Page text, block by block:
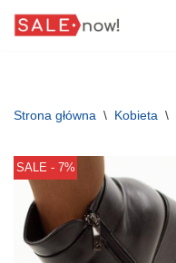
Strona główna \ Kobieta \
SALE - 7%